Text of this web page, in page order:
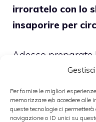
Per fornire le migliori
memorizzare e/o accedere
queste tecnologie ci
navigazione o ID unici su
irroratelo con lo
insaporire per
Adesso preparate
procuratevi un
padella ampia e
scaldare
insieme all’aglio